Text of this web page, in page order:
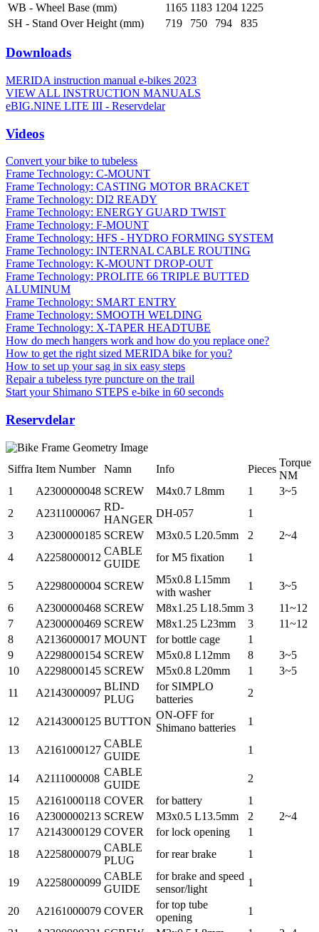
WB - Wheel Base (mm)
1165 1183 1204 1225
SH - Stand Over Height (mm)
719 750 794 835
Downloads
MERIDA instruction manual e-bikes 2023
VIEW ALL INSTRUCTION MANUALS
eBIG.NINE LITE III - Reservdelar
Videos
Convert your bike to tubeless
Frame Technology: C-MOUNT
Frame Technology: CASTING MOTOR BRACKET
Frame Technology: DI2 READY
Frame Technology: ENERGY GUARD TWIST
Frame Technology: F-MOUNT
Frame Technology: HFS - HYDRO FORMING SYSTEM
Frame Technology: INTERNAL CABLE ROUTING
Frame Technology: K-MOUNT DROP-OUT
Frame Technology: PROLITE 66 TRIPLE BUTTED
ALUMINUM
Frame Technology: SMART ENTRY
Frame Technology: SMOOTH WELDING
Frame Technology: X-TAPER HEADTUBE
How do mech hangers work and how do you replace one?
How to get the right sized MERIDA bike for you?
How to set up your sag in six easy steps
Repair a tubeless tyre puncture on the trail
Start your Shimano STEPS e-bike in 60 seconds
Reservdelar
Siffra Item Number Namn Info Pieces
Torque
NM
1
A2300000048 SCREW M4x0.7 L8mm 1
3~5
2
A2311000067
RD-
HANGER
DH-057
1
3
A2300000185 SCREW M3x0.5 L20.5mm 2
2~4
4
A2258000012
CABLE
GUIDE
for M5 fixation 1
5 A2298000004 SCREW
M5x0.8 L15mm
with washer
1
3~5
6
A2300000468 SCREW M8x1.25 L18.5mm 3
11~12
7
A2300000469 SCREW M8x1.25 L23mm 3
11~12
8
A2136000017 MOUNT for bottle cage
1
9
A2298000154 SCREW M5x0.8 L12mm 8
3~5
10
A2298000145 SCREW M5x0.8 L20mm 1
3~5
11
A2143000097
BLIND
PLUG
for SIMPLO
batteries
2
12 A2143000125 BUTTON
ON-OFF for
Shimano batteries
1
13 A2161000127
CABLE
GUIDE
1
14 A2111000008
CABLE
GUIDE
2
15
A2161000118 COVER for battery
1
16
A2300000213 SCREW M3x0.5 L13.5mm 2
2~4
17
A2143000129 COVER for lock opening
1
18
A2258000079
CABLE
PLUG
for rear brake 1
19 A2258000099
CABLE
GUIDE
for brake and speed
sensor/light
1
20 A2161000079 COVER
for top tube
opening
1